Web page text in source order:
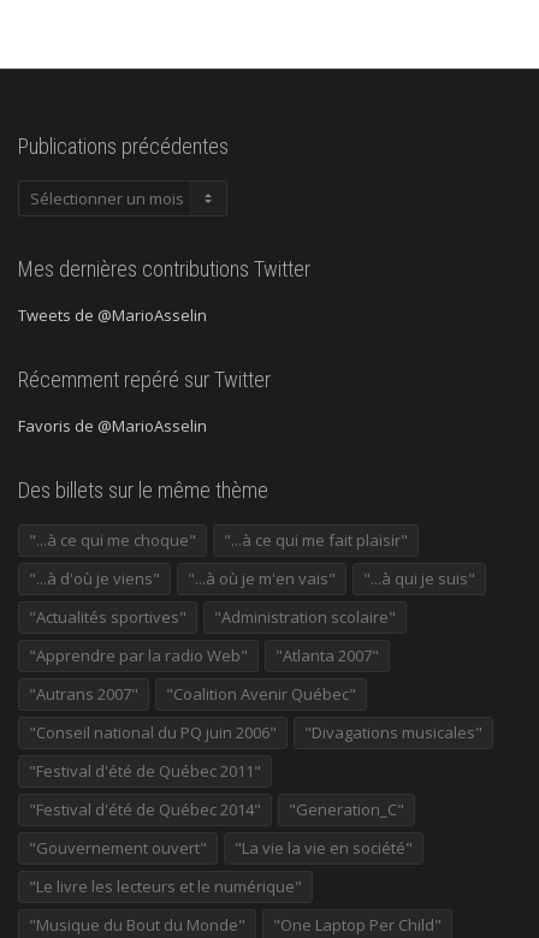
Publications précédentes
Publications
Mes dernières contributions Twitter
Tweets de @MarioAsselin
Récemment repéré sur Twitter
Favoris de @MarioAsselin
Des billets sur le même thème
"...à ce qui me choque"
"...à ce qui me fait plaisir"
"...à d'où je viens"
"...à où je m'en vais"
"...à qui je suis"
"Actualités sportives"
"Administration scolaire"
"Apprendre par la radio Web"
"Atlanta 2007"
"Autrans 2007"
"Coalition Avenir Québec"
"Conseil national du PQ juin 2006"
"Divagations musicales"
"Festival d'été de Québec 2011"
"Festival d'été de Québec 2014"
"Generation_C"
"Gouvernement ouvert"
"La vie la vie en société"
"Le livre les lecteurs et le numérique"
"Musique du Bout du Monde"
"One Laptop Per Child"